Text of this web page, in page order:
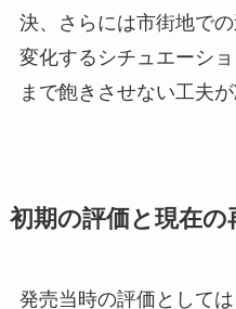
決、さらには市街地で
変化するシチュエーシ
まで飽きさせない工夫
初期の評価と現在の
発売当時の評価として